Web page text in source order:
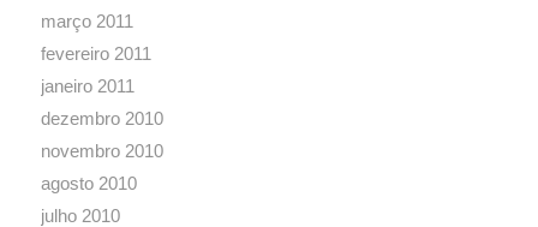
março 2010
fevereiro 2010
janeiro 2010
dezembro 2009
novembro 2009
outubro 2009
setembro 2009